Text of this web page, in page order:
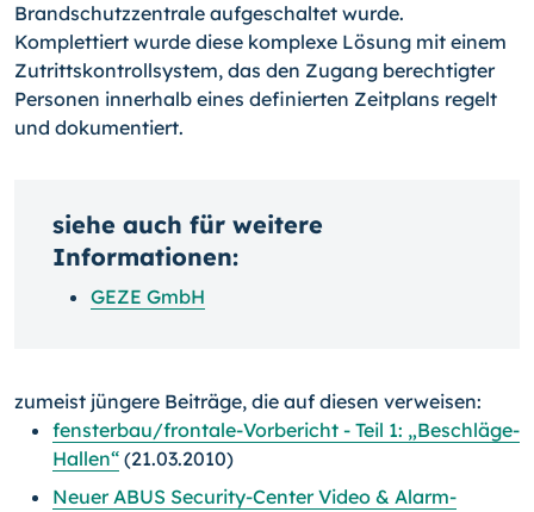
Brandschutzzentrale aufgeschaltet wurde.
Komplettiert wurde diese komplexe Lösung mit einem
Zutrittskontrollsystem, das den Zugang berechtigter
Personen innerhalb eines definierten Zeitplans regelt
und dokumentiert.
siehe auch für weitere
Informationen:
GEZE GmbH
zumeist jüngere Beiträge, die auf diesen verweisen:
fensterbau/frontale-Vorbericht - Teil 1: „Beschläge-
Hallen“ (21.03.2010)
Neuer ABUS Security-Center Video & Alarm-